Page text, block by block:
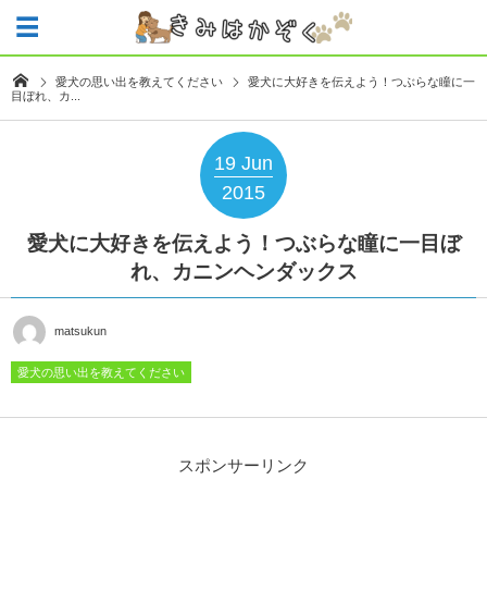
愛犬の思い出を教えてください
愛犬に大好きを伝えよう！つぶらな瞳に一
目ぼれ、カ...
19 Jun
2015
愛犬に大好きを伝えよう！つぶらな瞳に一目ぼ
れ、カニンヘンダックス
matsukun
愛犬の思い出を教えてください
スポンサーリンク